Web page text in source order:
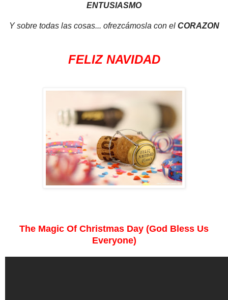
ENTUSIASMO
Y sobre todas las cosas... ofrezcámosla con el CORAZON
FELIZ NAVIDAD
The Magic Of Christmas Day (God Bless Us
Everyone)